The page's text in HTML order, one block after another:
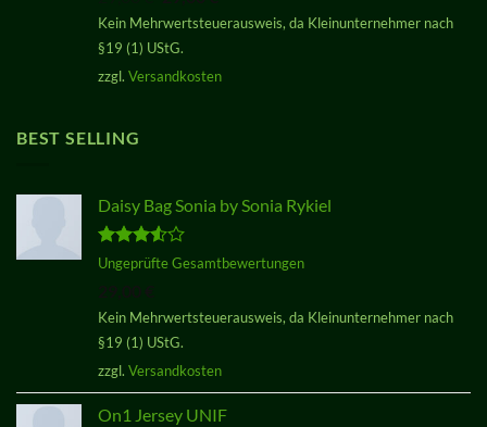
Preis
war:
Preis
Kein Mehrwertsteuerausweis, da Kleinunternehmer nach
§19 (1) UStG.
zzgl. Versandkosten
BEST SELLING
Daisy Bag Sonia by Sonia Rykiel
Bewertet
Ungeprüfte Gesamtbewertungen
Kein Mehrwertsteuerausweis, da Kleinunternehmer nach
§19 (1) UStG.
zzgl. Versandkosten
On1 Jersey UNIF